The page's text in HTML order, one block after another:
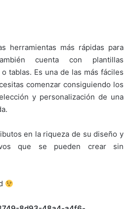
herramientas más rápidas para
cuenta con plantillas
tablas. Es una de las más fáciles
comenzar consiguiendo los
y personalización de una
en la riqueza de su diseño y
que se pueden crear sin